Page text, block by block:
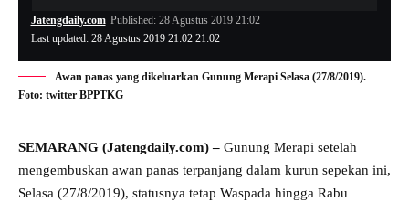
Last updated: 28 Agustus 2019 21:02 21:02
Jatengdaily.com Published: 28 Agustus 2019 21:02
Awan panas yang dikeluarkan Gunung Merapi Selasa (27/8/2019).
Foto: twitter BPPTKG
SEMARANG (Jatengdaily.com) – Gunung Merapi setelah
mengembuskan awan panas terpanjang dalam kurun sepekan ini,
Selasa (27/8/2019), statusnya tetap Waspada hingga Rabu